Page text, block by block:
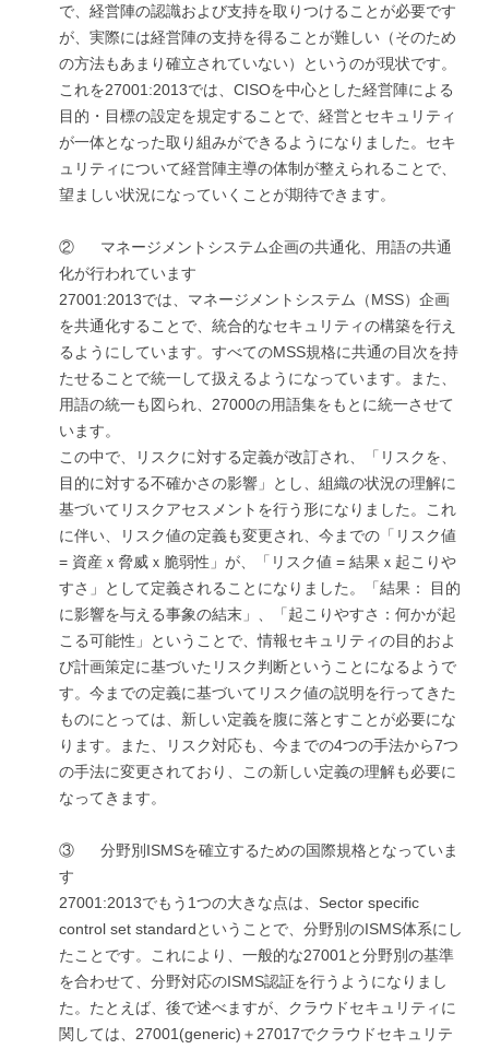
で、経営陣の認識および支持を取りつけることが必要です
が、実際には経営陣の支持を得ることが難しい（そのため
の方法もあまり確立されていない）というのが現状です。
これを27001:2013では、CISOを中心とした経営陣による
目的・目標の設定を規定することで、経営とセキュリティ
が一体となった取り組みができるようになりました。セキ
ュリティについて経営陣主導の体制が整えられることで、
望ましい状況になっていくことが期待できます。
② マネージメントシステム企画の共通化、用語の共通
化が行われています
27001:2013では、マネージメントシステム（MSS）企画
を共通化することで、統合的なセキュリティの構築を行え
るようにしています。すべてのMSS規格に共通の目次を持
たせることで統一して扱えるようになっています。また、
用語の統一も図られ、27000の用語集をもとに統一させて
います。
この中で、リスクに対する定義が改訂され、「リスクを、
目的に対する不確かさの影響」とし、組織の状況の理解に
基づいてリスクアセスメントを行う形になりました。これ
に伴い、リスク値の定義も変更され、今までの「リスク値
= 資産ｘ脅威ｘ脆弱性」が、「リスク値 = 結果ｘ起こりや
すさ」として定義されることになりました。「結果： 目的
に影響を与える事象の結末」、「起こりやすさ：何かが起
こる可能性」ということで、情報セキュリティの目的およ
び計画策定に基づいたリスク判断ということになるようで
す。今までの定義に基づいてリスク値の説明を行ってきた
ものにとっては、新しい定義を腹に落とすことが必要にな
ります。また、リスク対応も、今までの4つの手法から7つ
の手法に変更されており、この新しい定義の理解も必要に
なってきます。
③ 分野別ISMSを確立するための国際規格となっていま
す
27001:2013でもう1つの大きな点は、Sector specific
control set standardということで、分野別のISMS体系にし
たことです。これにより、一般的な27001と分野別の基準
を合わせて、分野対応のISMS認証を行うようになりまし
た。たとえば、後で述べますが、クラウドセキュリティに
関しては、27001(generic)＋27017でクラウドセキュリテ